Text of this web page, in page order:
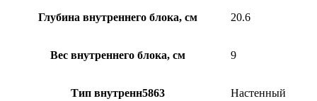
Глубина внутреннего блока, см 20.6
Вес внутреннего блока, см 9
Тип внутренн5863 Настенный